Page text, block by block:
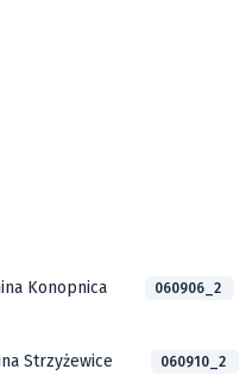
Konopnica 060906_2
Strzyżewice 060910_2